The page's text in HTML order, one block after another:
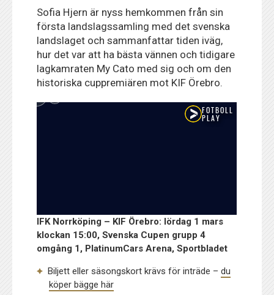
Sofia Hjern är nyss hemkommen från sin
första landslagssamling med det svenska
landslaget och sammanfattar tiden iväg,
hur det var att ha bästa vännen och tidigare
lagkamraten My Cato med sig och om den
historiska cuppremiären mot KIF Örebro.
IFK Norrköping – KIF Örebro: lördag 1 mars
klockan 15:00, Svenska Cupen grupp 4
omgång 1, PlatinumCars Arena, Sportbladet
Biljett eller säsongskort krävs för inträde –du
köper bägge här